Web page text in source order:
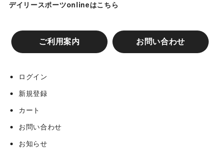
阪神タイガース スマホケース
【ハピネス☆ヒジオカ】×【阪神タイガース】コラボグ
デイリースポーツonlineはこちら
ご利用案内 お問い合わせ
ログイン
新規登録
カート
お問い合わせ
お知らせ